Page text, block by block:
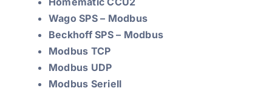
Wago SPS – Modbus
Beckhoff SPS – Modbus
Modbus TCP
Modbus UDP
Modbus Seriell